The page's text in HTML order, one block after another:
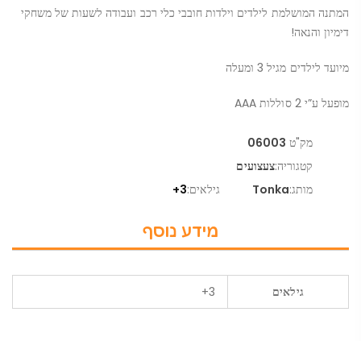
המתנה המושלמת לילדים וילדות חובבי כלי רכב ועבודה לשעות של משחקי
דימיון והנאה!
מיועד לילדים מגיל 3 ומעלה
מופעל ע”י 2 סוללות AAA
מק"ט 06003
קטגוריה:צעצועים
מותג:Tonka גילאים:3+
מידע נוסף
גילאים 3+